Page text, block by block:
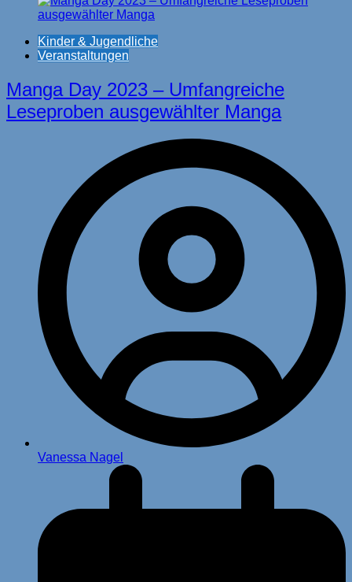
Kinder & Jugendliche
Veranstaltungen
Manga Day 2023 – Umfangreiche
Leseproben ausgewählter Manga
Vanessa Nagel